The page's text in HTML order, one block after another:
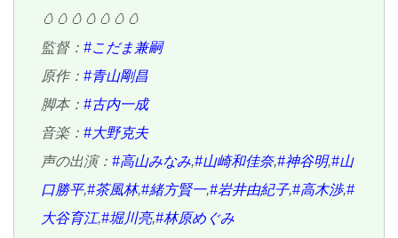
🥚🥚🥚🥚🥚🥚🥚
監督： #こだま兼嗣
原作： #青山剛昌
脚本： #古内一成
音楽： #大野克夫
声の出演： #高山みなみ,#山崎和佳奈,#神谷明,#山
口勝平,#茶風林,#緒方賢一,#岩井由紀子,#高木渉,#
大谷育江,#堀川亮,#林原めぐみ